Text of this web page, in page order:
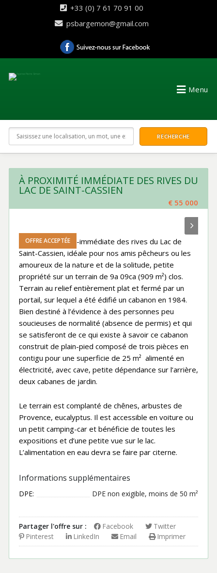
+33 (0) 7 61 70 91 00
psbargemon@gmail.com
Menu
À PROXIMITÉ IMMÉDIATE DES RIVES DU
LAC DE SAINT-CASSIEN
€ 55 000
OFFRE ACCEPTÉE
OFFRE ACCEPTÉE
OFFRE ACCEPTÉE
OFFRE ACCEPTÉE
OFFRE ACCEPTÉE
OFFRE ACCEPTÉE
OFFRE ACCEPTÉE
OFFRE ACCEPTÉE
OFFRE ACCEPTÉE
OFFRE ACCEPTÉE
OFFRE ACCEPTÉE
OFFRE ACCEPTÉE
OFFRE ACCEPTÉE
OFFRE ACCEPTÉE
OFFRE ACCEPTÉE
OFFRE ACCEPTÉE
OFFRE ACCEPTÉE
OFFRE ACCEPTÉE
OFFRE ACCEPTÉE
OFFRE ACCEPTÉE
OFFRE ACCEPTÉE
OFFRE ACCEPTÉE
OFFRE ACCEPTÉE
OFFRE ACCEPTÉE
OFFRE ACCEPTÉE
OFFRE ACCEPTÉE
OFFRE ACCEPTÉE
OFFRE ACCEPTÉE
OFFRE ACCEPTÉE
OFFRE ACCEPTÉE
À proximité quasi-immédiate des rives du Lac de
Saint-Cassien, idéale pour nos amis pêcheurs ou les
amoureux de la nature et de la solitude, petite
propriété sur un terrain de 9a 09ca (909 m²) clos.
Terrain au relief entièrement plat et fermé par un
portail, sur lequel a été édifié un cabanon en 1984.
Bien destiné à l’évidence à des personnes peu
soucieuses de normalité (absence de permis) et qui
se satisferont de ce qui existe à savoir ce cabanon
construit de plain-pied composé de trois pièces en
contigu pour une superficie de 25 m² alimenté en
électricité, avec cave, petite dépendance sur l’arrière,
deux cabanes de jardin.
Le terrain est complanté de chênes, arbustes de
Provence, eucalyptus. Il est accessible en voiture ou
un petit camping-car et bénéficie de toutes les
expositions et d’une petite vue sur le lac.
L’alimentation en eau devra se faire par citerne.
Informations supplémentaires
DPE non exigible, moins de 50 m²
DPE:
Partager l'offre sur : Facebook
Twitter
Pinterest
LinkedIn Email Imprimer